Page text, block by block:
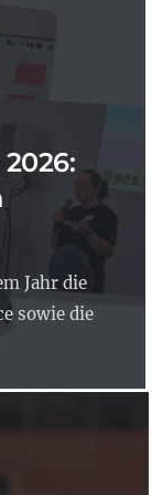
Jahr die
sowie die